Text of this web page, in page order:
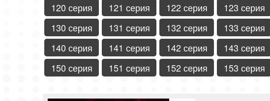
120 серия
121 серия 122 серия 123 серия
130 серия
131 серия 132 серия 133 серия
140 серия
141 серия 142 серия 143 серия
150 серия
151 серия 152 серия 153 серия